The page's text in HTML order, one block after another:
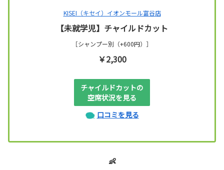
KISEI（キセイ）イオンモール富谷店
【未就学児】チャイルドカット
［シャンプー別（+600円）］
￥2,300
チャイルドカットの
空席状況を見る
口コミを見る
👶